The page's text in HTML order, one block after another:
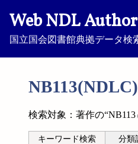
Web NDL
国立国会図書館典拠データ検
検索対象：著作の“NB113
キーワード検索 分類